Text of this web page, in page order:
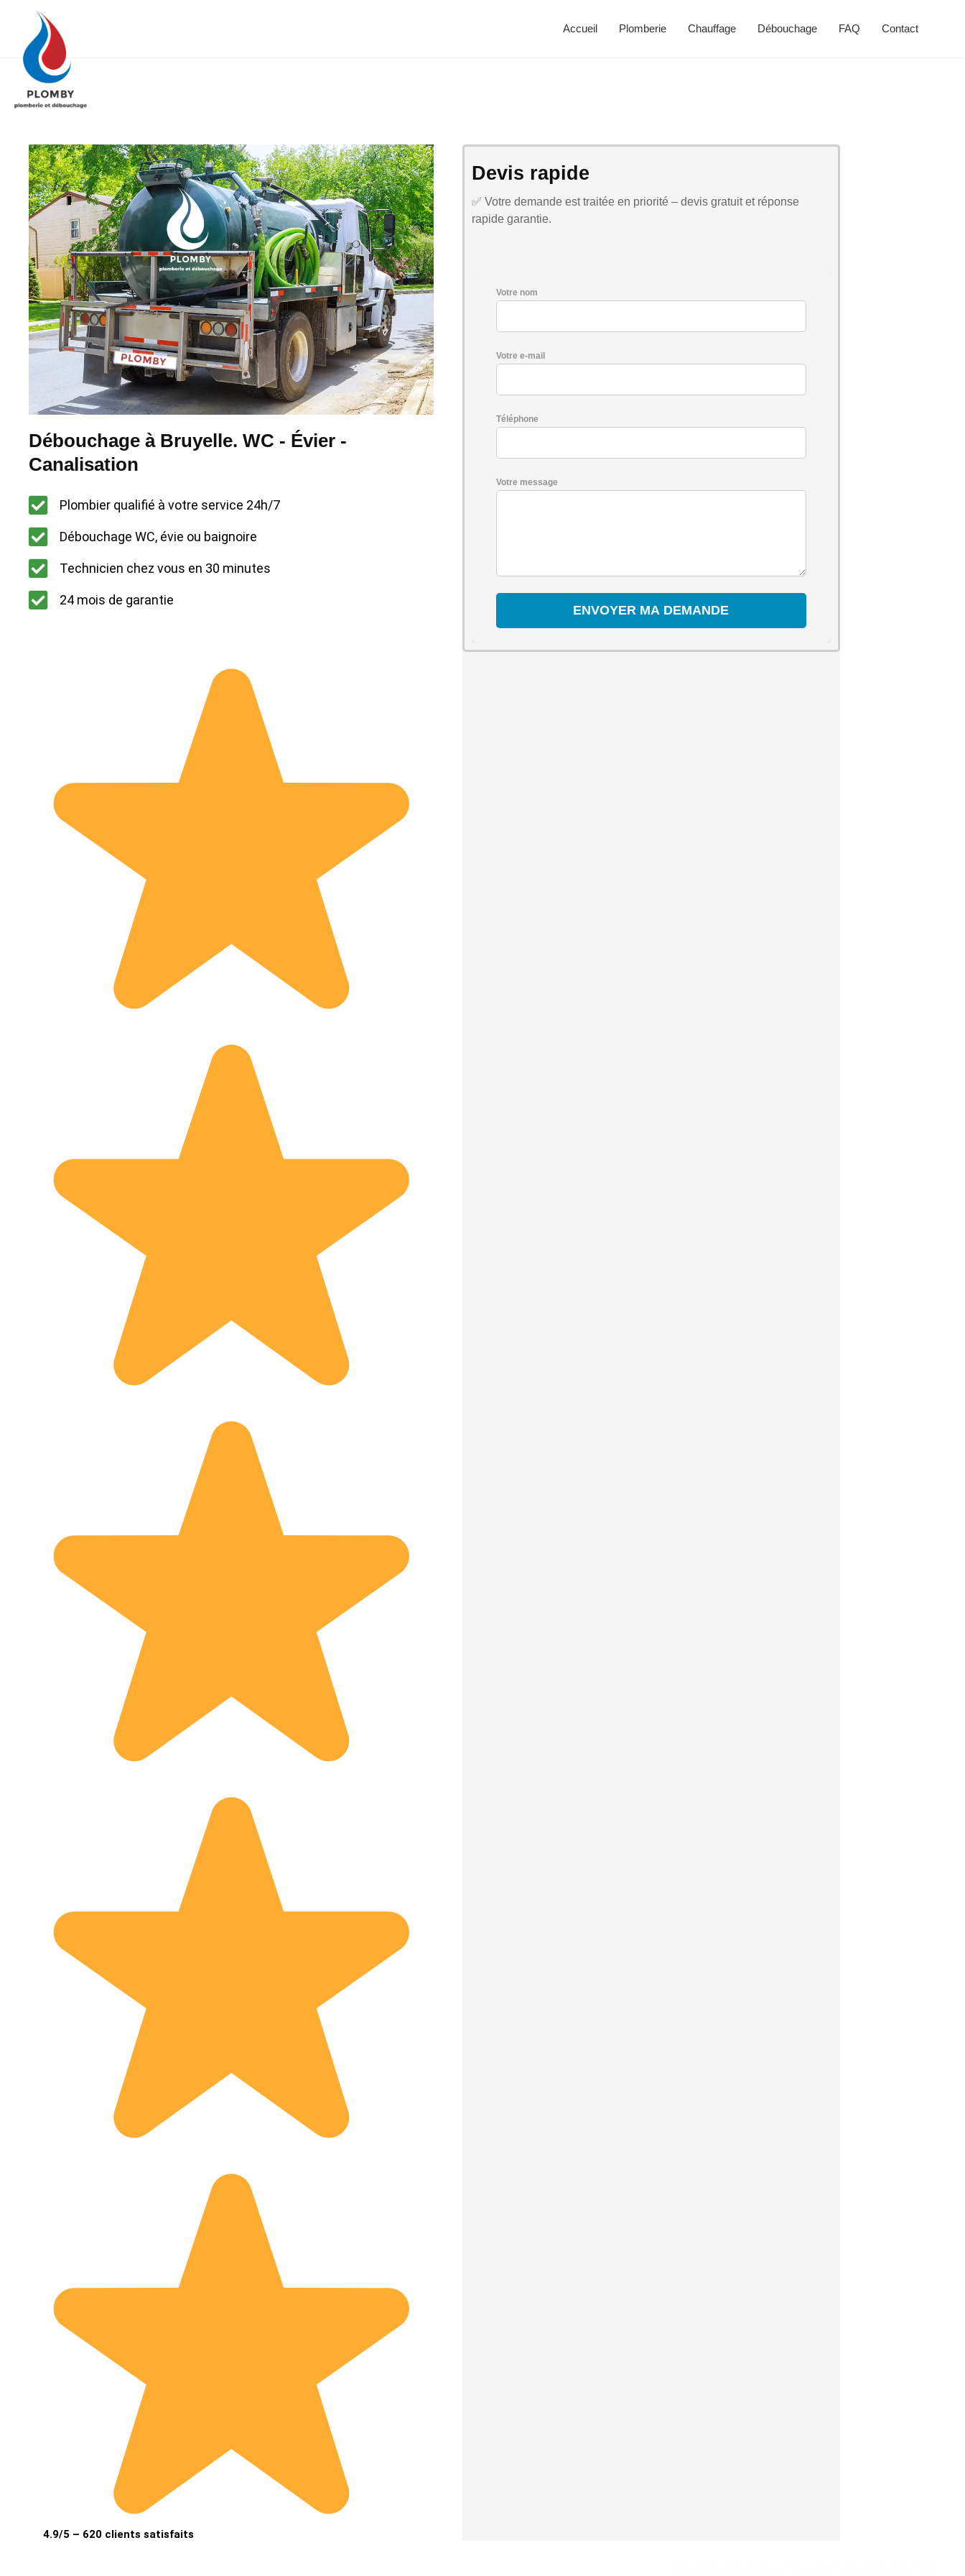
Accueil Plomberie Chauffage Débouchage FAQ Contact
Débouchage à Bruyelle. WC - Évier -
Canalisation
Plombier qualifié à votre service 24h/7
Débouchage WC, évie ou baignoire
Technicien chez vous en 30 minutes
24 mois de garantie
4.9/5 – 620 clients satisfaits
Devis rapide
✅ Votre demande est traitée en priorité – devis gratuit et réponse
rapide garantie.
Votre nom
Votre e-mail
Téléphone
Votre message